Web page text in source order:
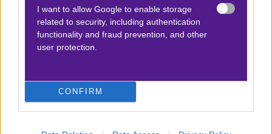
I want to allow Google to enable storage
related to security, including authentication
functionality and fraud prevention, and other
user protection.
CONFIRM
Βαθμολογίες Ελλάδα - Stoiximan
Super league
Βαθμολογίες Ισπανίας- La liga